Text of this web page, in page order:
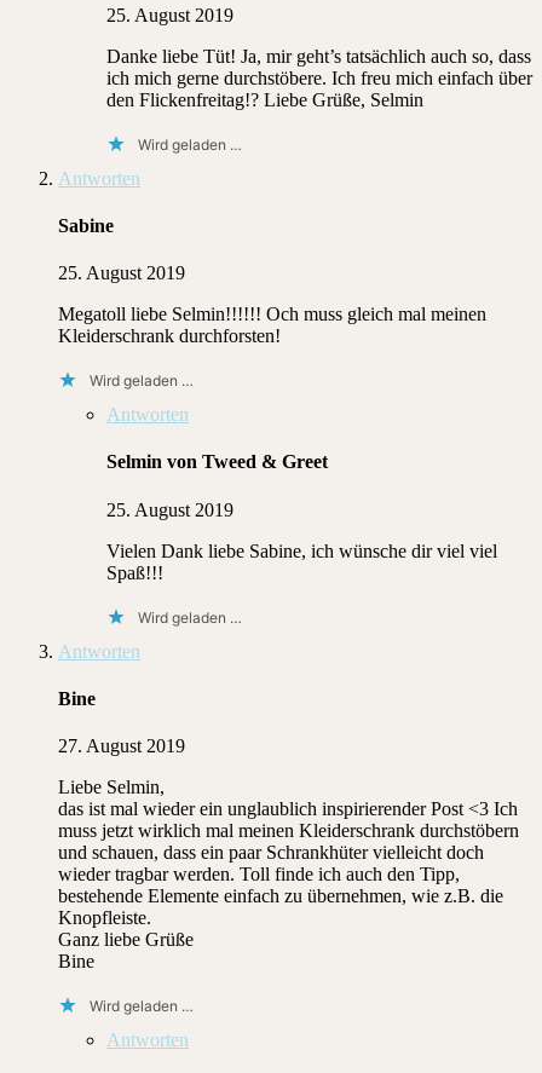
25. August 2019
Danke liebe Tüt! Ja, mir geht’s tatsächlich auch so, dass
ich mich gerne durchstöbere. Ich freu mich einfach über
den Flickenfreitag!? Liebe Grüße, Selmin
Wird geladen …
Antworten
Sabine
25. August 2019
Megatoll liebe Selmin!!!!!! Och muss gleich mal meinen
Kleiderschrank durchforsten!
Wird geladen …
Antworten
Selmin von Tweed & Greet
25. August 2019
Vielen Dank liebe Sabine, ich wünsche dir viel viel
Spaß!!!
Wird geladen …
Antworten
Bine
27. August 2019
Liebe Selmin,
das ist mal wieder ein unglaublich inspirierender Post <3 Ich
muss jetzt wirklich mal meinen Kleiderschrank durchstöbern
und schauen, dass ein paar Schrankhüter vielleicht doch
wieder tragbar werden. Toll finde ich auch den Tipp,
bestehende Elemente einfach zu übernehmen, wie z.B. die
Knopfleiste.
Ganz liebe Grüße
Bine
Wird geladen …
Antworten